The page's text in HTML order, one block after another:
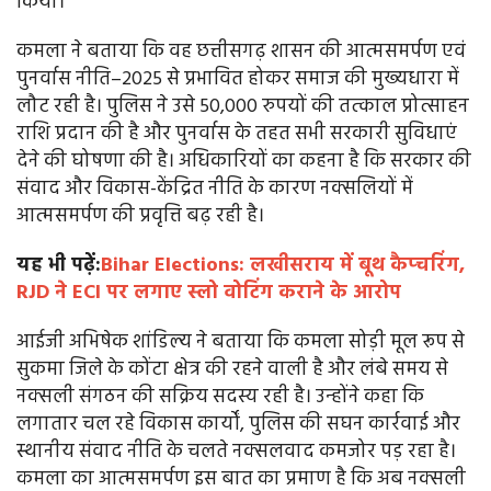
कमला ने बताया कि वह छत्तीसगढ़ शासन की आत्मसमर्पण एवं
पुनर्वास नीति–2025 से प्रभावित होकर समाज की मुख्यधारा में
लौट रही है। पुलिस ने उसे 50,000 रुपयों की तत्काल प्रोत्साहन
राशि प्रदान की है और पुनर्वास के तहत सभी सरकारी सुविधाएं
देने की घोषणा की है। अधिकारियों का कहना है कि सरकार की
संवाद और विकास-केंद्रित नीति के कारण नक्सलियों में
आत्मसमर्पण की प्रवृत्ति बढ़ रही है।
यह भी पढ़ें:Bihar Elections: लखीसराय में बूथ कैप्चरिंग,
RJD ने ECI पर लगाए स्लो वोटिंग कराने के आरोप
आईजी अभिषेक शांडिल्य ने बताया कि कमला सोड़ी मूल रूप से
सुकमा जिले के कोंटा क्षेत्र की रहने वाली है और लंबे समय से
नक्सली संगठन की सक्रिय सदस्य रही है। उन्होंने कहा कि
लगातार चल रहे विकास कार्यों, पुलिस की सघन कार्रवाई और
स्थानीय संवाद नीति के चलते नक्सलवाद कमजोर पड़ रहा है।
कमला का आत्मसमर्पण इस बात का प्रमाण है कि अब नक्सली